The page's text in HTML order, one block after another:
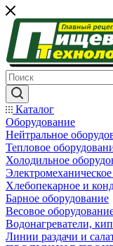
Каталог
Оборудование
Нейтральное
Тепловое
Холодильное
Хлебопекарное и
Барное оборудование
Весовое
Водонагреватели,
Линии раздачи и